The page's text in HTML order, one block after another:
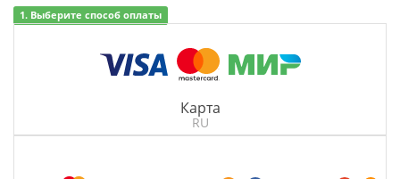
1. Выберите способ оплаты
Карта
RU